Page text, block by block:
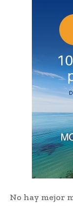
No hay mejor